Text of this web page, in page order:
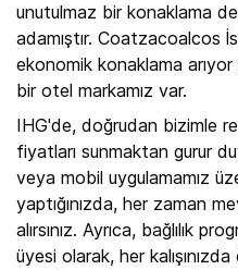
unutulmaz bir konaklama
adamıştır. Coatzacoalcos
ekonomik konaklama
bir otel markamız var.
IHG'de, doğrudan bizimle
fiyatları sunmaktan gurur
veya mobil uygulamamız
yaptığınızda, her zaman
alırsınız. Ayrıca, bağlılık
üyesi olarak, her